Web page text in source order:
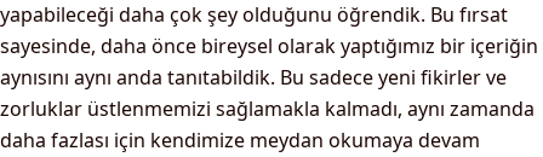
yapabileceği daha çok şey olduğunu öğrendik. Bu fırsat
sayesinde, daha önce bireysel olarak yaptığımız bir içeriğin
aynısını aynı anda tanıtabildik. Bu sadece yeni fikirler ve
zorluklar üstlenmemizi sağlamakla kalmadı, aynı zamanda
daha fazlası için kendimize meydan okumaya devam